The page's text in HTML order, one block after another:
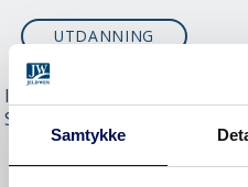
Samtykke
UTDANNING
INGEN RESULTATER
SØKEORDENE OG PRØV IGJEN.